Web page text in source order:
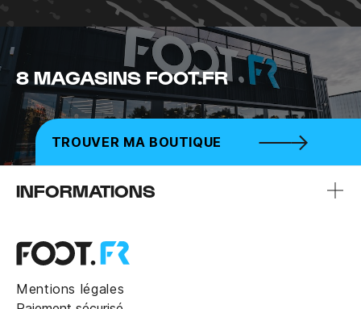
8 MAGASINS FOOT.FR
TROUVER MA BOUTIQUE
INFORMATIONS
Mentions légales